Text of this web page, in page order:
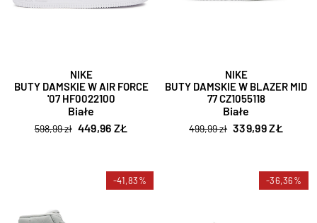
NIKE
BUTY DAMSKIE W AIR FORCE
'07 HF0022100
Białe
598,99 zł 449,96 ZŁ
NIKE
BUTY DAMSKIE W BLAZER MID
77 CZ1055118
Białe
499,99 zł 339,99 ZŁ
-41,83% -36,36%